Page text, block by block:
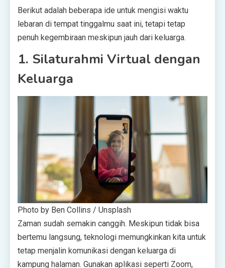
Berikut adalah beberapa ide untuk mengisi waktu
lebaran di tempat tinggalmu saat ini, tetapi tetap
penuh kegembiraan meskipun jauh dari keluarga.
1. Silaturahmi Virtual dengan
Keluarga
Photo by Ben Collins / Unsplash
Zaman sudah semakin canggih. Meskipun tidak bisa
bertemu langsung, teknologi memungkinkan kita untuk
tetap menjalin komunikasi dengan keluarga di
kampung halaman. Gunakan aplikasi seperti Zoom,